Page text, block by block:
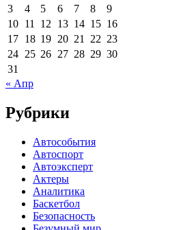
3
4 5 6 7 8
9
10 11 12 13 14 15 16
17 18 19 20 21 22 23
24 25 26 27 28 29 30
31
« Апр
Рубрики
Автособытия
Автоспорт
Автоэксперт
Актеры
Аналитика
Баскетбол
Безопасность